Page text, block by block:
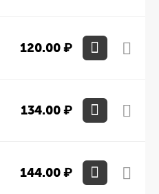
120.00₽
134.00₽
144.00₽